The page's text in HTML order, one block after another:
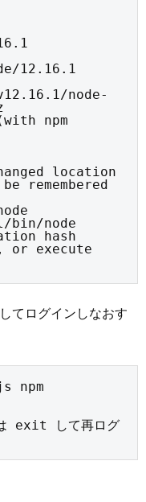
12.16.1
node-
location
remembered
hash
execute
てログインしなおす
npm
exit して再ログ